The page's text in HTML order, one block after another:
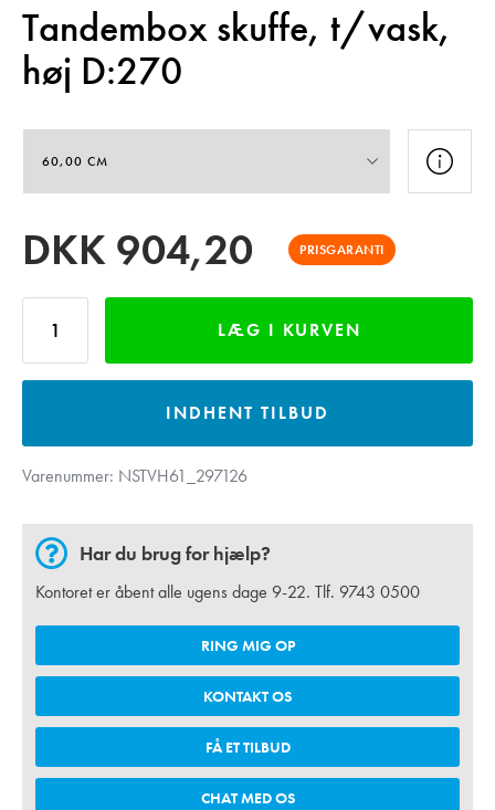
Tandembox skuffe, t/vask,
høj D:270
DKK 904,20 PRISGARANTI
LÆG I KURVEN
INDHENT TILBUD
Varenummer: NSTVH61_297126
Har du brug for hjælp?
Kontoret er åbent alle ugens dage 9-22. Tlf. 9743 0500
RING MIG OP
KONTAKT OS
FÅ ET TILBUD
CHAT MED OS